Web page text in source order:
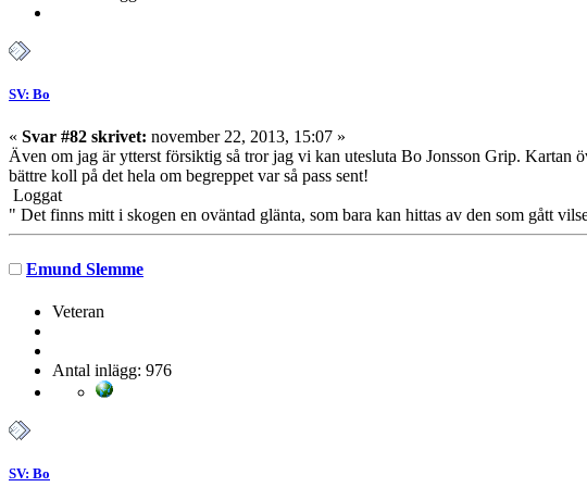
SV: Bo
« Svar #82 skrivet: november 22, 2013, 15:07 »
Även om jag är ytterst försiktig så tror jag vi kan utesluta Bo Jonsson Grip. Kartan
bättre koll på det hela om begreppet var så pass sent!
Loggat
" Det finns mitt i skogen en oväntad glänta, som bara kan hittas av den som gått
Emund Slemme
Veteran
Antal inlägg: 976
SV: Bo